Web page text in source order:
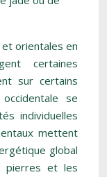
orientales en
certaines
sur certains
occidentale se
individuelles
mettent
global
pierres et les